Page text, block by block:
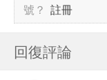
號？ 註冊
回復評論